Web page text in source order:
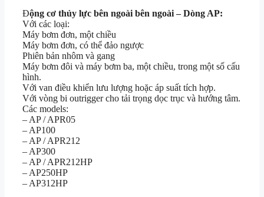
Động cơ thủy lực bên ngoài bên ngoài – Dòng AP:
Với các loại:
Máy bơm đơn, một chiều
Máy bơm đơn, có thể đảo ngược
Phiên bản nhôm và gang
Máy bơm đôi và máy bơm ba, một chiều, trong một số cấu
hình.
Với van điều khiển lưu lượng hoặc áp suất tích hợp.
Với vòng bi outrigger cho tải trọng dọc trục và hướng tâm.
Các models:
– AP / APR05
– AP100
– AP / APR212
– AP300
– AP / APR212HP
– AP250HP
– AP312HP